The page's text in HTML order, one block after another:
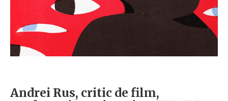
Andrei Rus, critic de film,